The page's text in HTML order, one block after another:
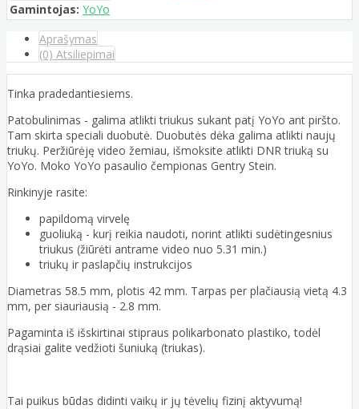
Gamintojas: YoYo
Aprašymas
(0) Atsiliepimai
Tinka pradedantiesiems.
Patobulinimas - galima atlikti triukus sukant patį YoYo ant piršto.
Tam skirta speciali duobutė. Duobutės dėka galima atlikti naujų
triukų. Peržiūrėję video žemiau, išmoksite atlikti DNR triuką su
YoYo. Moko YoYo pasaulio čempionas Gentry Stein.
Rinkinyje rasite:
papildomą virvelę
guoliuką - kurį reikia naudoti, norint atlikti sudėtingesnius
triukus (žiūrėti antrame video nuo 5.31 min.)
triukų ir paslapčių instrukcijos
Diametras 58.5 mm, plotis 42 mm. Tarpas per plačiausią vietą 4.3
mm, per siauriausią - 2.8 mm.
Pagaminta iš išskirtinai stipraus polikarbonato plastiko, todėl
drąsiai galite vedžioti šuniuką (triukas).
Tai puikus būdas didinti vaikų ir jų tėvelių fizinį aktyvumą!